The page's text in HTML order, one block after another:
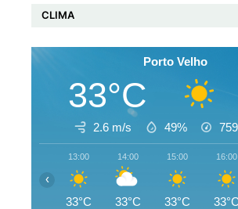
CLIMA
Porto Velho
33°C
2.6 m/s 49% 759
13:00
33°C
14:00
33°C
15:00
33°C
16:00
33°C
‹